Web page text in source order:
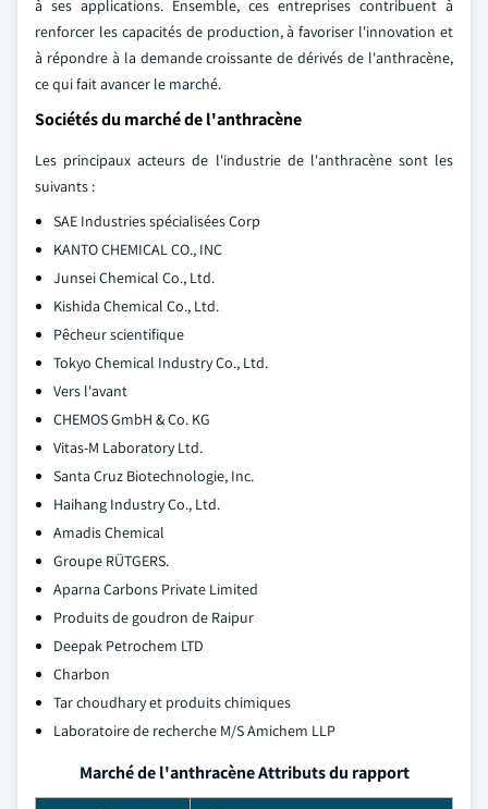
à ses applications. Ensemble, ces entreprises contribuent à
renforcer les capacités de production, à favoriser l'innovation et
à répondre à la demande croissante de dérivés de l'anthracène,
ce qui fait avancer le marché.
Sociétés du marché de l'anthracène
Les principaux acteurs de l'industrie de l'anthracène sont les
suivants :
SAE Industries spécialisées Corp
KANTO CHEMICAL CO., INC
Junsei Chemical Co., Ltd.
Kishida Chemical Co., Ltd.
Pêcheur scientifique
Tokyo Chemical Industry Co., Ltd.
Vers l'avant
CHEMOS GmbH & Co. KG
Vitas-M Laboratory Ltd.
Santa Cruz Biotechnologie, Inc.
Haihang Industry Co., Ltd.
Amadis Chemical
Groupe RÜTGERS.
Aparna Carbons Private Limited
Produits de goudron de Raipur
Deepak Petrochem LTD
Charbon
Tar choudhary et produits chimiques
Laboratoire de recherche M/S Amichem LLP
Marché de l'anthracène Attributs du rapport